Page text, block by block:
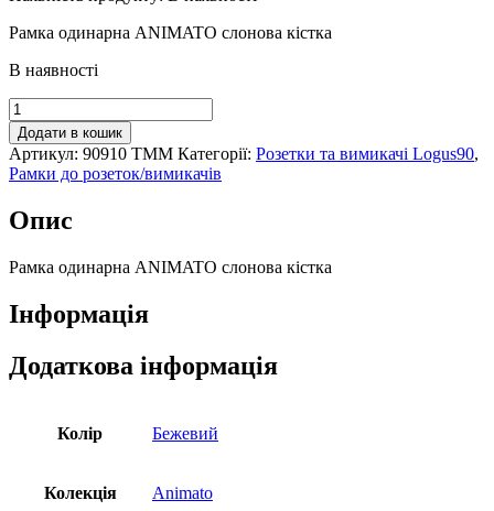
Рамка одинарна ANIMATO слонова кістка
В наявності
Рамка
одинарна
ANIMATO
слонова
кістка,
TMM
Додати в кошик
Артикул: 90910 TMM Категорії: Розетки та вимикачі Logus90,
Рамки до розеток/вимикачів
Опис
Рамка одинарна ANIMATO слонова кістка
Інформація
Додаткова інформація
Колір Бежевий
Колекція Animato